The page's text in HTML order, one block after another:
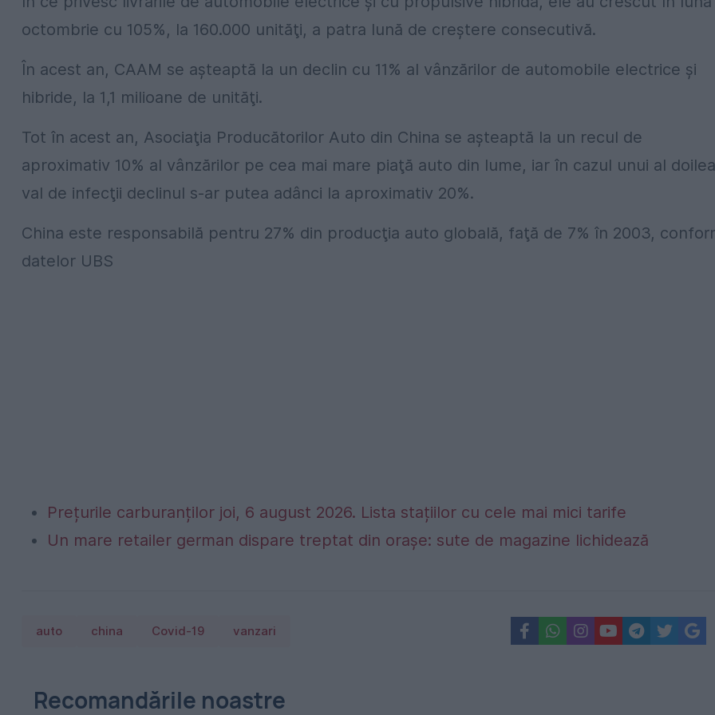
octombrie cu 105%, la 160.000 unităţi, a patra lună de creştere consecutivă.
În acest an, CAAM se aşteaptă la un declin cu 11% al vânzărilor de automobile electrice şi
hibride, la 1,1 milioane de unităţi.
Tot în acest an, Asociaţia Producătorilor Auto din China se aşteaptă la un recul de
aproximativ 10% al vânzărilor pe cea mai mare piaţă auto din lume, iar în cazul unui al doilea
val de infecţii declinul s-ar putea adânci la aproximativ 20%.
China este responsabilă pentru 27% din producţia auto globală, faţă de 7% în 2003,
datelor UBS
Prețurile carburanților joi, 6 august 2026. Lista stațiilor cu cele mai mici tarife
Un mare retailer german dispare treptat din orașe: sute de magazine lichidează
auto china Covid-19 vanzari
Recomandările noastre